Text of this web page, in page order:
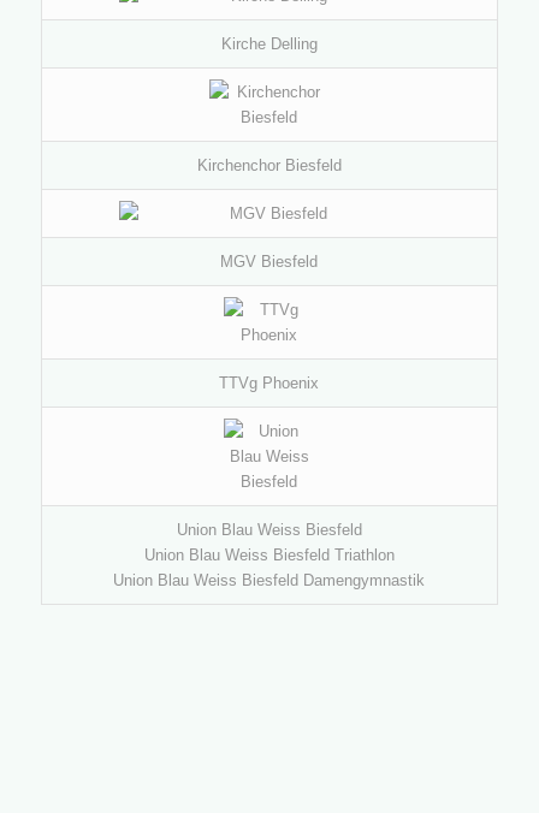
Kirche Delling
Kirchenchor Biesfeld
MGV Biesfeld
TTVg Phoenix
Union Blau Weiss Biesfeld
Union Blau Weiss Biesfeld Triathlon
Union Blau Weiss Biesfeld Damengymnastik